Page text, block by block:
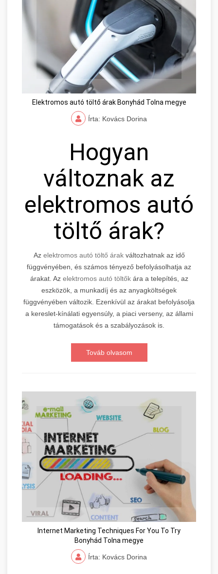
Elektromos autó töltő árak Bonyhád Tolna megye
Írta: Kovács Dorina
Hogyan
változnak az
elektromos autó
töltő árak?
Az elektromos autó töltő árakváltozhatnak az idő
függvényében, és számos tényező befolyásolhatja az
árakat. Az elektromos autó töltőkára a telepítés, az
eszközök, a munkadíj és az anyagköltségek
függvényében változik. Ezenkívül az árakat befolyásolja
a kereslet-kínálati egyensúly, a piaci verseny, az állami
támogatások és a szabályozások is.
Továb olvasom
Internet Marketing Techniques For You To Try
Bonyhád Tolna megye
Írta: Kovács Dorina